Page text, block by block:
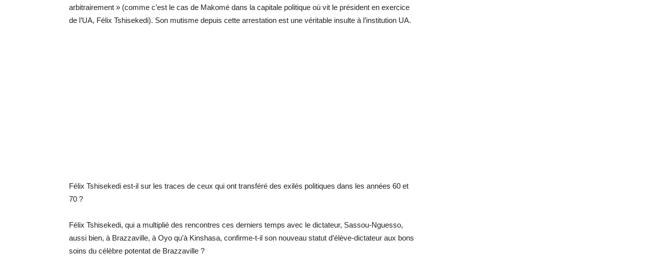
arbitrairement » (comme c’est le cas de Makomé dans la capitale politique où vit le président en exercice
de l’UA, Félix Tshisekedi). Son mutisme depuis cette arrestation est une véritable insulte à l’institution UA.
Félix Tshisekedi est-il sur les traces de ceux qui ont transféré des exilés politiques dans les années 60 et
70 ?
Félix Tshisekedi, qui a multiplié des rencontres ces derniers temps avec le dictateur, Sassou-Nguesso,
aussi bien, à Brazzaville, à Oyo qu’à Kinshasa, confirme-t-il son nouveau statut d’élève-dictateur aux bons
soins du célèbre potentat de Brazzaville ?